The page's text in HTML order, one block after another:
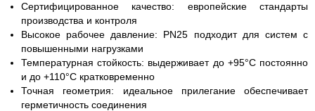
Сертифицированное качество: европейские стандарты
производства и контроля
Высокое рабочее давление: PN25 подходит для систем с
повышенными нагрузками
Температурная стойкость: выдерживает до +95°C постоянно
и до +110°C кратковременно
Точная геометрия: идеальное прилегание обеспечивает
герметичность соединения